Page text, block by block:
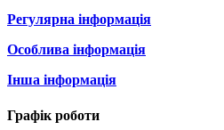
Регулярна інформація
Особлива інформація
Інша інформація
Графік роботи